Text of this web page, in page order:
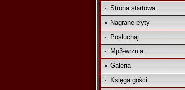
Strona startowa
Nagrane płyty
Posłuchaj
Mp3-wrzuta
Galeria
Księga gości